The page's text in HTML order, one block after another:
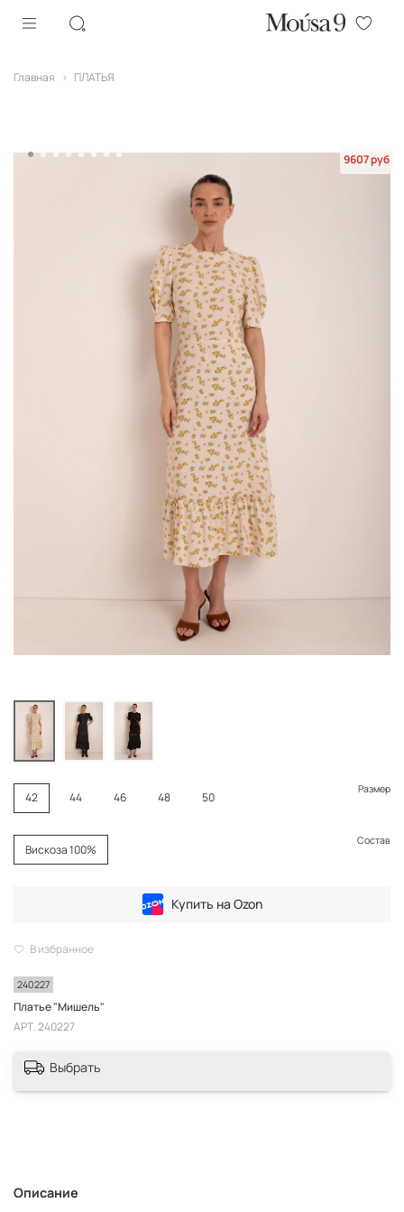
Главная ПЛАТЬЯ
240227
Платье "Мишель"
9607 руб
АРТ.240227
Купить на Ozon
В избранное
Размер
42 44 46 48 50
Состав
Вискоза 100%
Выбрать
Описание